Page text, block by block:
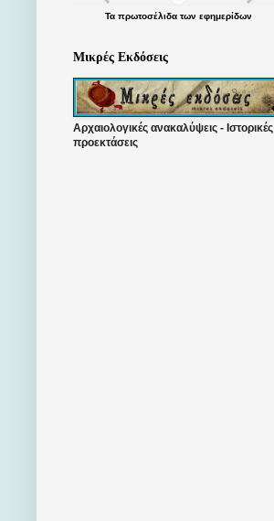
Τα πρωτοσέλιδατων εφημερίδων
Μικρές Εκδόσεις
Αρχαιολογικές ανακαλύψεις - Ιστορικές
προεκτάσεις